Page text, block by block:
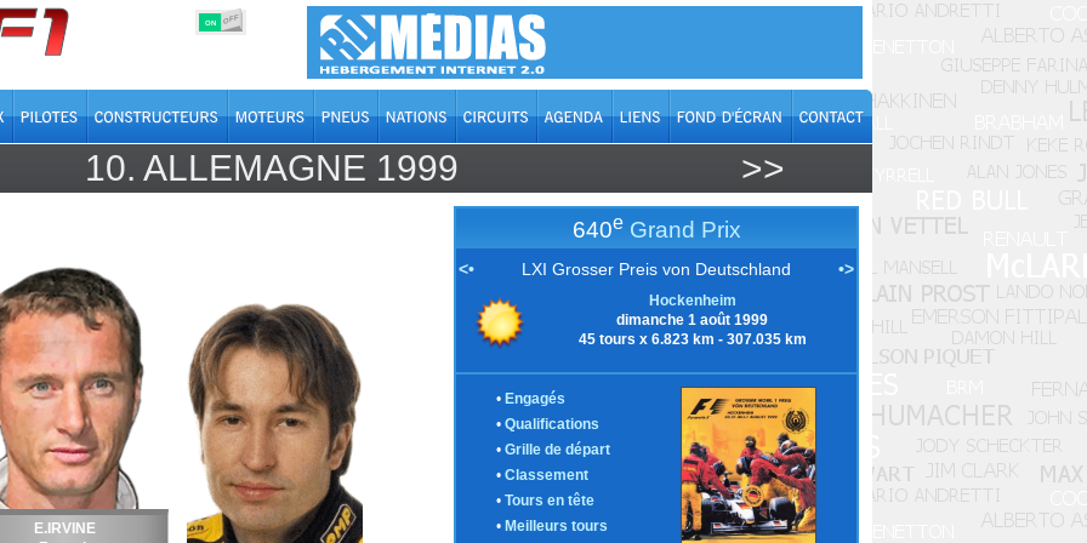
ON OFF
10. ALLEMAGNE 1999 >>
E.IRVINE
640e Grand Prix
<• LXI Grosser Preis von Deutschland •>
Hockenheim
dimanche 1 août 1999
45 tours x 6.823 km - 307.035 km
• Engagés
• Qualifications
• Grille de départ
• Classement
• Tours en tête
• Meilleurs tours